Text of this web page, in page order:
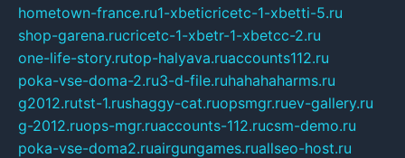
hometown-france.ru1-xbeticricetc-1-xbetti-5.ru
shop-garena.rucricetc-1-xbetr-1-xbetcc-2.ru
one-life-story.rutop-halyava.ruaccounts112.ru
poka-vse-doma-2.ru3-d-file.ruhahahaharms.ru
g2012.rutst-1.rushaggy-cat.ruopsmgr.ruev-gallery.ru
g-2012.ruops-mgr.ruaccounts-112.rucsm-demo.ru
poka-vse-doma2.ruairgungames.ruallseo-host.ru